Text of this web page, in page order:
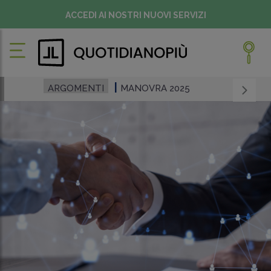
ACCEDI AI NOSTRI NUOVI SERVIZI
ARGOMENTI MANOVRA 2025